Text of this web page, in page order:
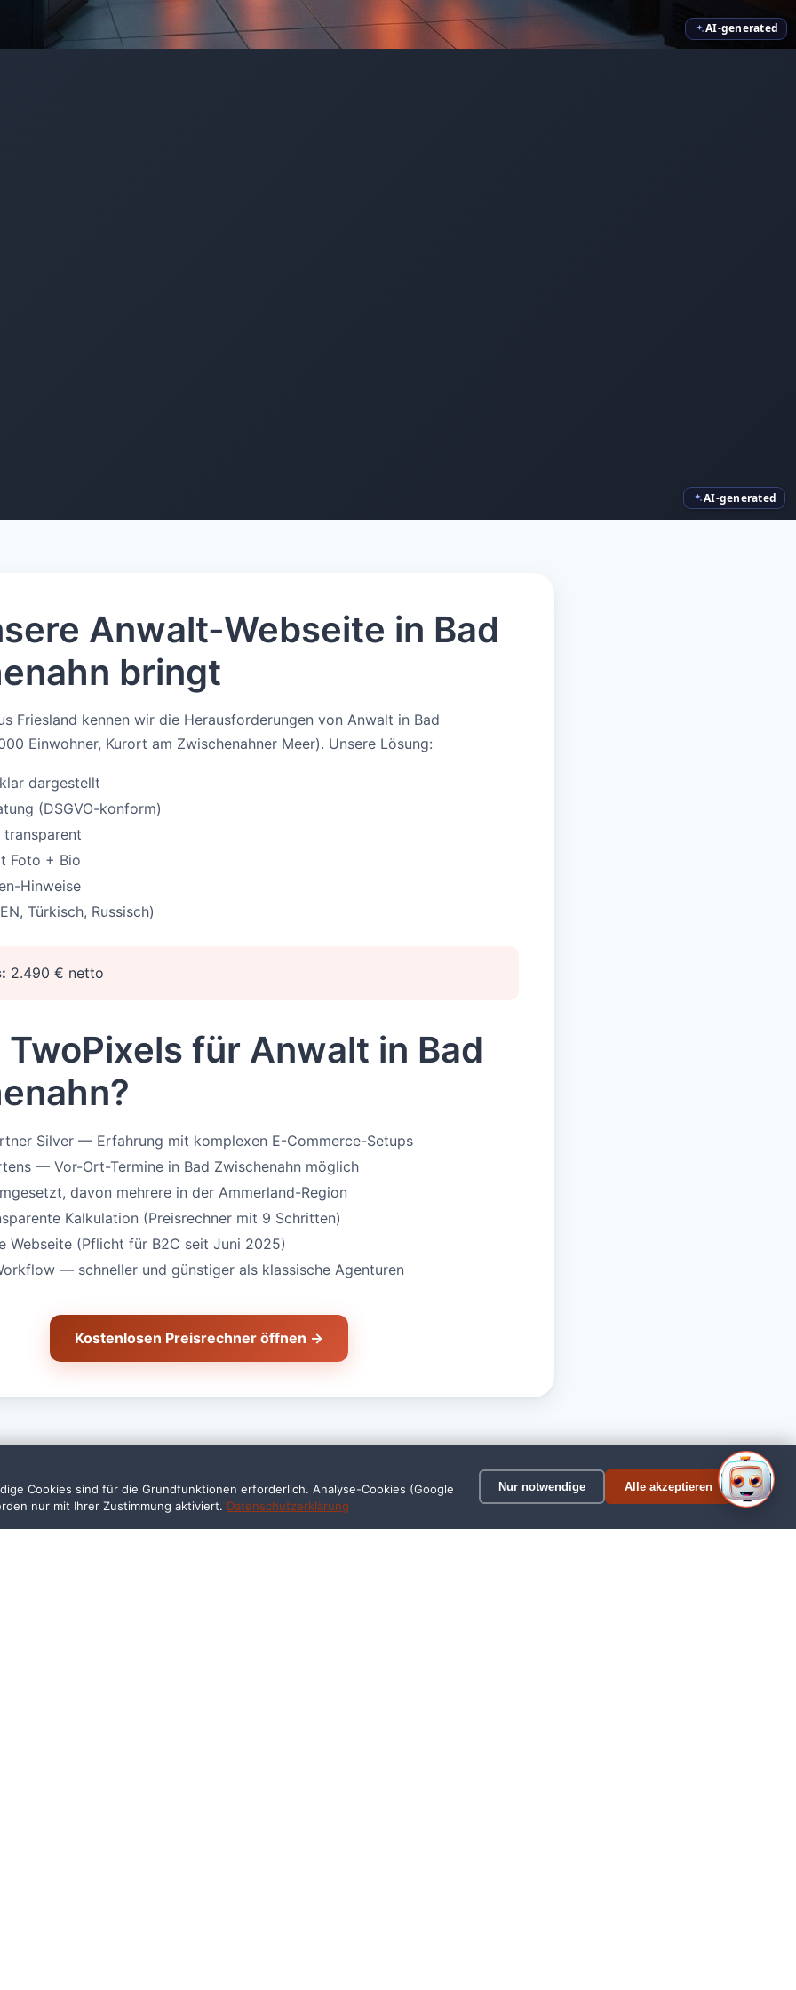
AI-generated
AI-generated
Anwalt-Webseite in Bad
bringt
Friesland kennen wir die Herausforderungen von Anwalt in Bad
Einwohner, Kurort am Zwischenahner Meer). Unsere Lösung:
dargestellt
(DSGVO-konform)
Foto + Bio
Hinweise
Türkisch, Russisch)
2.490 € netto
TwoPixels für Anwalt in Bad
Silver — Erfahrung mit komplexen E-Commerce-Setups
— Vor-Ort-Termine in Bad Zwischenahn möglich
davon mehrere in der Ammerland-Region
Kalkulation (Preisrechner mit 9 Schritten)
Webseite (Pflicht für B2C seit Juni 2025)
— schneller und günstiger als klassische Agenturen
Kostenlosen Preisrechner öffnen →
— Anwalt in Bad Zwischenahn
Cookies sind für die Grundfunktionen erforderlich. Analyse-Cookies (Google
nur mit Ihrer Zustimmung aktiviert. Datenschutzerklärung
Nur notwendige Alle akzeptieren
1